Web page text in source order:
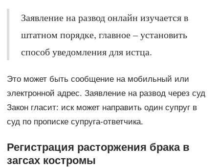
Заявление на развод онлайн изучается в
штатном порядке, главное – установить
способ уведомления для истца.
Это может быть сообщение на мобильный или
электронной адрес. Заявление на развод через суд
Закон гласит: иск может направить один супруг в
суд по прописке супруга-ответчика.
Регистрация расторжения брака в
загсах костромы